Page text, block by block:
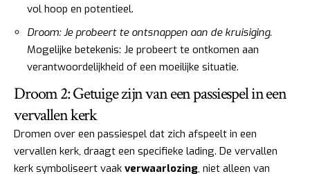
vol hoop en potentieel.
Droom: Je probeert te ontsnappen aan de kruisiging.
Mogelijke betekenis: Je probeert te ontkomen aan
verantwoordelijkheid of een moeilijke situatie.
Droom 2: Getuige zijn van een passiespel in een
vervallen kerk
Dromen over een passiespel dat zich afspeelt in een
vervallen kerk, draagt een specifieke lading. De vervallen
kerk symboliseert vaak verwaarlozing, niet alleen van